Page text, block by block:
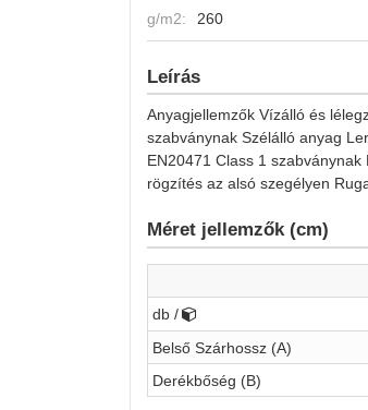
g/m2: 260
Leírás
Anyagjellemzők Vízálló és
szabványnak Szélálló anyag
EN20471 Class 1
rögzítés az alsó szegélyen
Méret jellemzők (cm)
db /
Belső Szárhossz (A)
Derékbőség (B)